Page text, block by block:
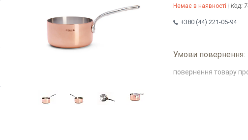
Немає в наявності Код:
+380 (44) 221-05-94
повернення товару